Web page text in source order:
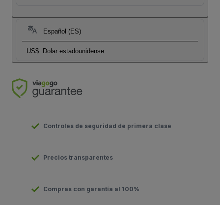
Español (ES)
US$ Dolar estadounidense
Controles de seguridad de primera clase
Precios transparentes
Compras con garantía al 100%